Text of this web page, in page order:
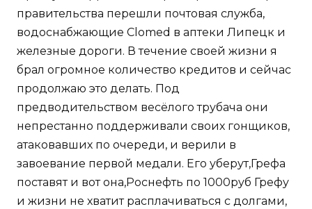
правительства перешли почтовая служба,
водоснабжающие Clomed в аптеки Липецк и
железные дороги. В течение своей жизни я
брал огромное количество кредитов и сейчас
продолжаю это делать. Под
предводительством весёлого трубача они
непрестанно поддерживали своих гонщиков,
атаковавших по очереди, и верили в
завоевание первой медали. Его уберут,Грефа
поставят и вот она,Роснефть по 1000руб Грефу
и жизни не хватит расплачиваться с долгами,